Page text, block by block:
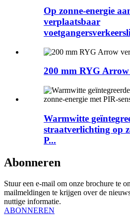
Op zonne-energie
verplaatsbaar
200 mm RYG
Warmwitte
straatverlichting op
P...
Abonneren
Stuur een e-mail om onze brochure te
mailmeldingen te krijgen over de
nuttige informatie.
ABONNEREN